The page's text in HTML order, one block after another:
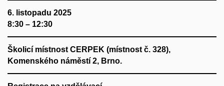
6. listopadu 2025
8:30 – 12:30
Školicí místnost CERPEK (místnost č. 328),
Komenského náměstí 2, Brno.